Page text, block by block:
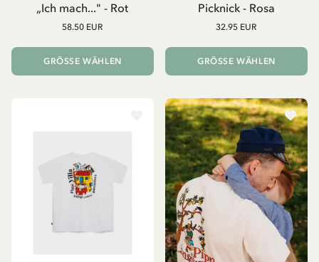
„Ich mach..." - Rot
58.50 EUR
GRÖSSE WÄHLEN
Picknick - Rosa
32.95 EUR
GRÖSSE WÄHLEN